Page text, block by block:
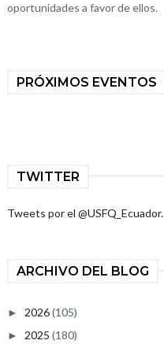
oportunidades a favor de ellos.
PRÓXIMOS EVENTOS
TWITTER
Tweets por el @USFQ_Ecuador.
ARCHIVO DEL BLOG
► 2026(105)
► 2025 (180)